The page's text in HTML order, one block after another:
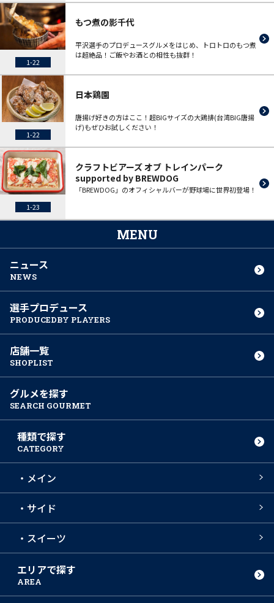
1-22
もつ煮の影千代
平沢選手のプロデュースグルメをはじめ、トロトロのもつ煮
は超絶品！ご飯やお酒との相性も抜群！
1-22
日本鶏園
唐揚げ好きの方はここ！超BIGサイズの大鶏排(台湾BIG唐揚
げ)もぜひお試しください！
1-23
クラフトビアーズ オブ トレインパーク
supported by BREWDOG
「BREWDOG」のオフィシャルバーが野球場に世界初登場！
MENU
ニュース
NEWS
選手プロデュース
PRODUCEDBY PLAYERS
店舗一覧
SHOPLIST
グルメを探す
SEARCH GOURMET
種類で探す
CATEGORY
・メイン
・サイド
・スイーツ
エリアで探す
AREA